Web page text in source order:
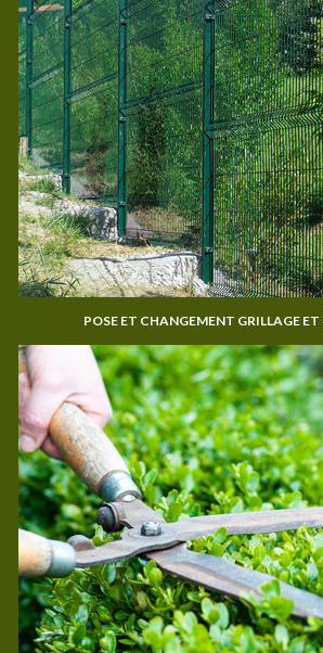
POSE ET CHANGEMENT GRILLAGE ET